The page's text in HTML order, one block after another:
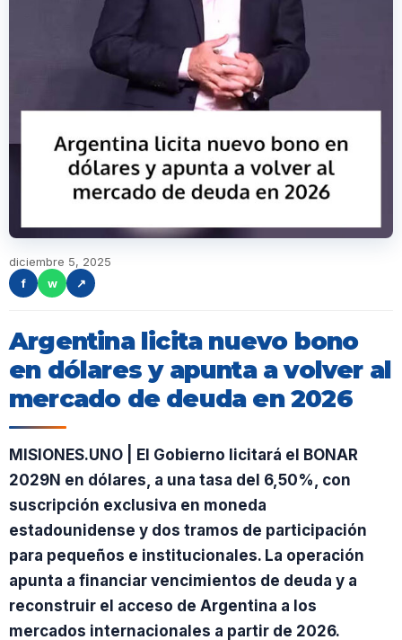
diciembre 5, 2025
f
w ↗
Argentina licita nuevo bono
en dólares y apunta a volver al
mercado de deuda en 2026
MISIONES.UNO | El Gobierno licitará el BONAR
2029N en dólares, a una tasa del 6,50%, con
suscripción exclusiva en moneda
estadounidense y dos tramos de participación
para pequeños e institucionales. La operación
apunta a financiar vencimientos de deuda y a
reconstruir el acceso de Argentina a los
mercados internacionales a partir de 2026.